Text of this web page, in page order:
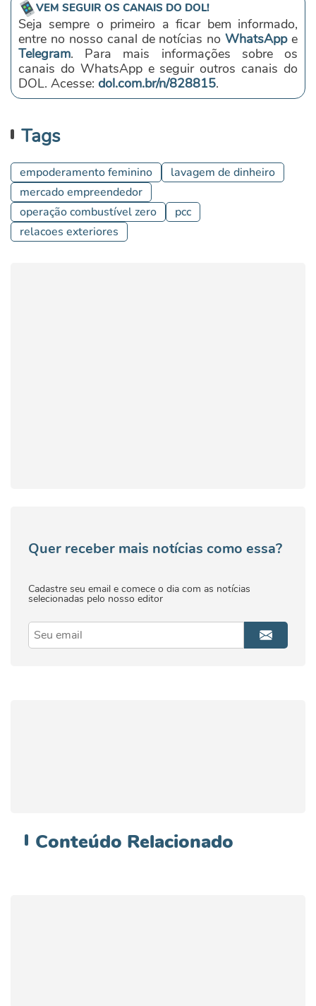
VEM SEGUIR OS CANAIS DO DOL!
Seja sempre o primeiro a ficar bem informado,
entre no nosso canal de notícias noWhatsAppe
Telegram. Para mais informações sobre os
canais do WhatsApp e seguir outros canais do
DOL. Acesse: dol.com.br/n/828815.
Tags
empoderamento feminino
lavagem de dinheiro
mercado empreendedor
operação combustível zero
pcc
relacoes exteriores
Quer receber mais notícias como essa?
Cadastre seu email e comece o dia com as notícias
selecionadas pelo nosso editor
Conteúdo Relacionado